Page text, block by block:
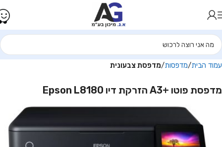
עמוד הבית מדפסות מדפסת צבעונית
מדפסת פוטו +A3 הזרקת דיו Epson L8180